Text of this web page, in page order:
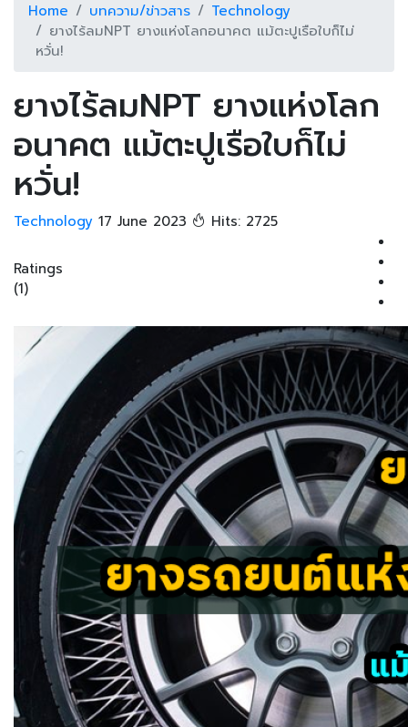
Home บทความ/ข่าวสาร
Technology
ยางไร้ลมNPT ยางแห่งโลกอนาคต แม้ตะปูเรือใบก็ไม่
หวั่น!
ยางไร้ลมNPT ยางแห่งโลก
อนาคต แม้ตะปูเรือใบก็ไม่
หวั่น!
Technology 17 June 2023 Hits: 2725
Ratings
(1)